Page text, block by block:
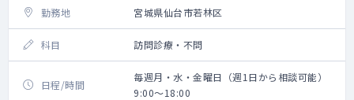
勤務地 宮城県仙台市若林区
科目 訪問診療・不問
日程/時間
毎週月・水・金曜日（週1日から相談可能）
9:00～18:00